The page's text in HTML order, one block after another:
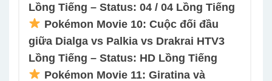
Lồng Tiếng – Status: 04 / 04 Lồng Tiếng
Pokémon Movie 10: Cuộc đối đầu
giữa Dialga vs Palkia vs Drakrai HTV3
Lồng Tiếng – Status: HD Lồng Tiếng
Pokémon Movie 11: Giratina và